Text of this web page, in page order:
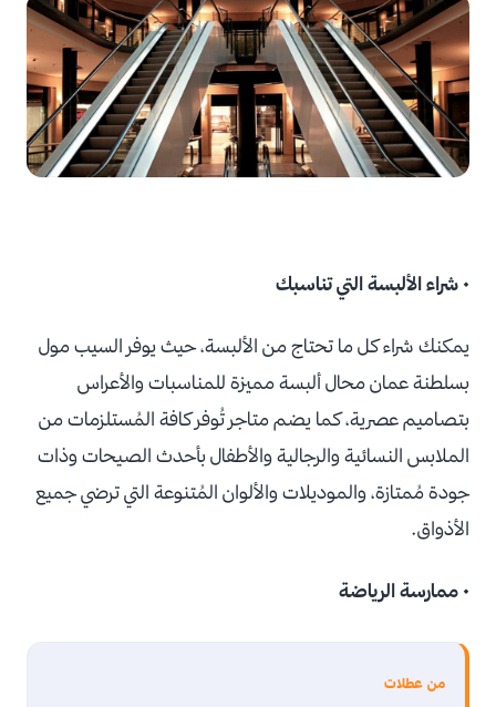
• شراء الألبسة التي تناسبك
يمكنك شراء كل ما تحتاج من الألبسة، حيث يوفر السيب مول
بسلطنة عمان محال ألبسة مميزة للمناسبات والأعراس
بتصاميم عصرية، كما يضم متاجر تُوفر كافة المُستلزمات من
الملابس النسائية والرجالية والأطفال بأحدث الصيحات وذات
جودة مُمتازة، والموديلات والألوان المُتنوعة التي ترضي جميع
الأذواق.
• ممارسة الرياضة
من عطلات